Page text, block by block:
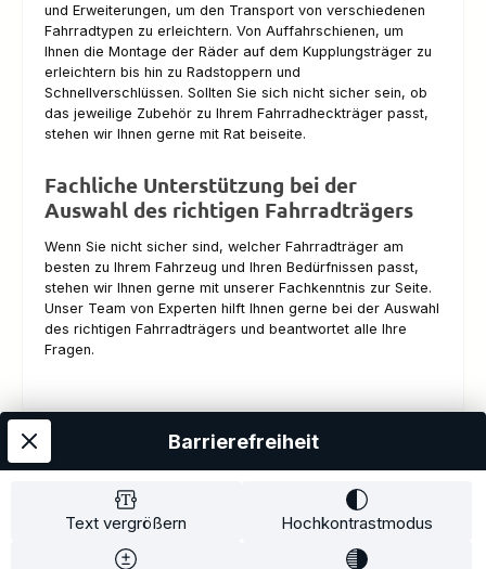
und Erweiterungen, um den Transport von verschiedenen
Fahrradtypen zu erleichtern. Von Auffahrschienen, um
Ihnen die Montage der Räder auf dem Kupplungsträger zu
erleichtern bis hin zu Radstoppern und
Schnellverschlüssen. Sollten Sie sich nicht sicher sein, ob
das jeweilige Zubehör zu Ihrem Fahrradheckträger passt,
stehen wir Ihnen gerne mit Rat beiseite.
Fachliche Unterstützung bei der
Auswahl des richtigen Fahrradträgers
Wenn Sie nicht sicher sind, welcher Fahrradträger am
besten zu Ihrem Fahrzeug und Ihren Bedürfnissen passt,
stehen wir Ihnen gerne mit unserer Fachkenntnis zur Seite.
Unser Team von Experten hilft Ihnen gerne bei der Auswahl
des richtigen Fahrradträgers und beantwortet alle Ihre
Fragen.
Kostenloser Versand
Datenschutz
Widerrufsrecht
Widerrufsformular
Zahlung und Versand
Text vergrößern Hochkontrastmodus
Barrierefreiheit